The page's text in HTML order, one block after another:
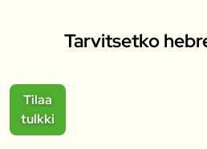
Tarvitsetko
Tilaa
tulkki